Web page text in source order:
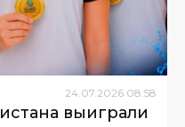
24.07.2026 08:58
выиграли